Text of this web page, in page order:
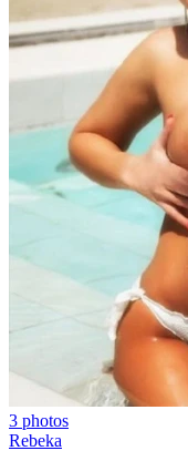
3 photos
Rebeka